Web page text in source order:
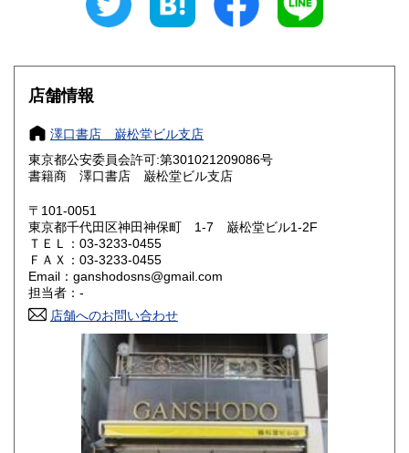
180円 三重県
大阪府
奈良県 180円
鳥取県 180円 島根県
岡山県
山口県 180円
香川県 180円
高知県 180円
180円 長崎県
180円 大分県
180円 鹿児島県
店舗情報
澤口書店 巌松堂ビル支店
東京都公安委員会許可:第301021209086号
書籍商 澤口書店 巌松堂ビル支店
〒101-0051
東京都千代田区神田神保町 1-7 巌松堂ビル1-2F
ＴＥＬ：03-3233-0455
ＦＡＸ：03-3233-0455
Email：ganshodosns@gmail.com
担当者：-
店舗へのお問い合わせ